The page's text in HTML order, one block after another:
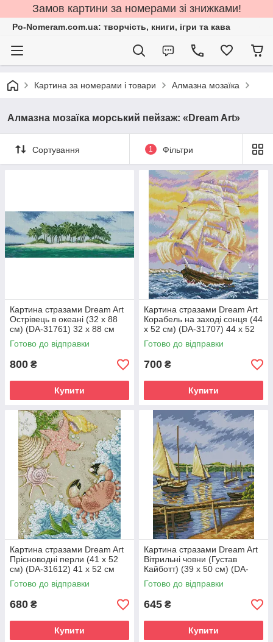
Замов картини за номерами зі знижками!
Po-Nomeram.com.ua: творчість, книги, ігри та кава
Картина за номерами і товари Алмазна мозаїка
Алмазна мозаїка морський пейзаж: «Dream Art»
Сортування 1 Фільтри
Картина стразами Dream Art
Острівець в океані (32 х 88
см) (DA-31761) 32 х 88 см
(Без підрамника)
Готово до відправки
800 ₴
Купити
Картина стразами Dream Art
Корабель на заході сонця (44
х 52 см) (DA-31707) 44 х 52
см (Без підрамника)
Готово до відправки
700 ₴
Купити
Картина стразами Dream Art
Прісноводні перли (41 х 52
см) (DA-31612) 41 х 52 см
(Без підрамника)
Готово до відправки
680 ₴
Купити
Картина стразами Dream Art
Вітрильні човни (Густав
Кайботт) (39 х 50 см) (DA-
31780) 39 х 50 см (Без
підрамника)
Готово до відправки
645 ₴
Купити